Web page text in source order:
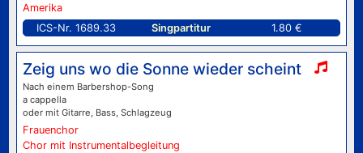
Amerika
ICS-Nr. 1689.33
Singpartitur 1.80 €
Zeig uns wo die Sonne wieder scheint
Nach einem Barbershop-Song
a cappella
oder mit Gitarre, Bass, Schlagzeug
Frauenchor
Chor mit Instrumentalbegleitung